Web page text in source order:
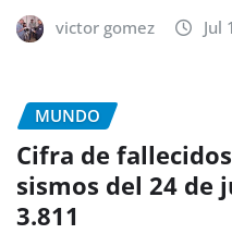
victor gomez Jul
MUNDO
Cifra de
sismos del 24 de
3.811